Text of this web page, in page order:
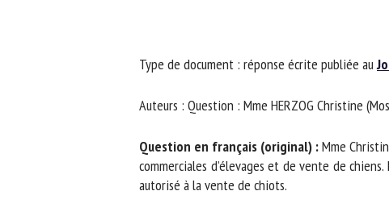
Type de document : réponse écrite publiée au
Auteurs : Question : Mme HERZOG Christine
Question en français (original) : Mme
commerciales d’élevages et de vente de
autorisé à la vente de chiots.
*